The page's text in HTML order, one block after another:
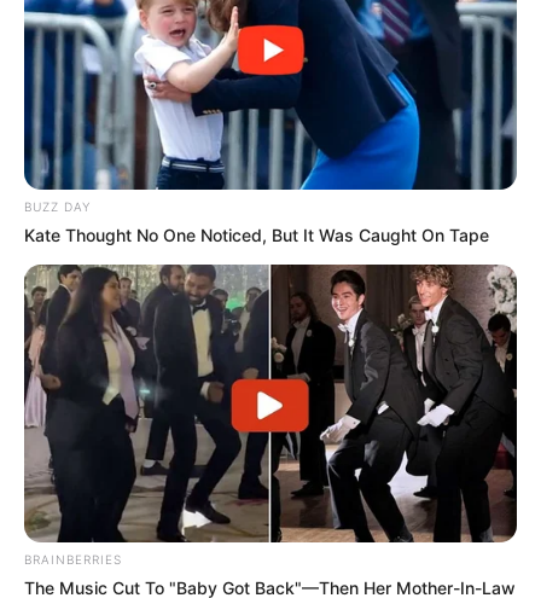
BUZZ DAY
Kate Thought No One Noticed, But It Was Caught On Tape
BRAINBERRIES
The Music Cut To "Baby Got Back"—Then Her Mother-In-Law